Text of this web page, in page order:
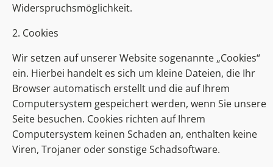
Widerspruchsmöglichkeit.
2. Cookies
Wir setzen auf unserer Website sogenannte „Cookies“
ein. Hierbei handelt es sich um kleine Dateien, die Ihr
Browser automatisch erstellt und die auf Ihrem
Computersystem gespeichert werden, wenn Sie unsere
Seite besuchen. Cookies richten auf Ihrem
Computersystem keinen Schaden an, enthalten keine
Viren, Trojaner oder sonstige Schadsoftware.